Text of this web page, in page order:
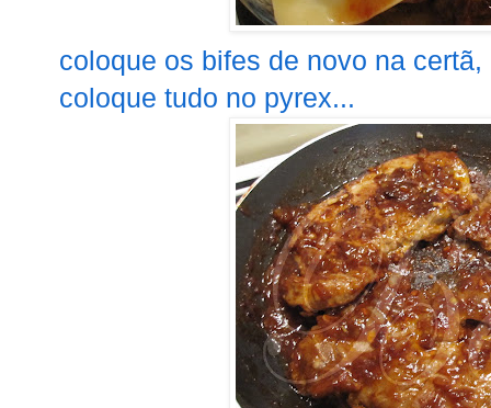
coloque os bifes de novo na
coloque tudo no pyrex...